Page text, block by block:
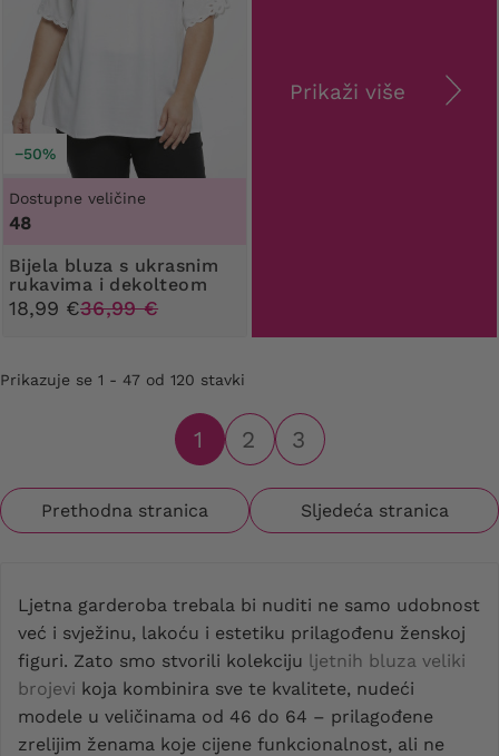
−50%
Dostupne veličine
48
Bijela bluza s ukrasnim
rukavima i dekolteom
18,99 €36,99 €
Prikaži više
Prikazuje se 1 - 47 od 120 stavki
1 2 3
Prethodna stranica Sljedeća stranica
Ljetna garderoba trebala bi nuditi ne samo udobnost
već i svježinu, lakoću i estetiku prilagođenu ženskoj
figuri. Zato smo stvorili kolekciju ljetnih bluza veliki
brojevi koja kombinira sve te kvalitete, nudeći
modele u veličinama od 46 do 64 – prilagođene
zrelijim ženama koje cijene funkcionalnost, ali ne